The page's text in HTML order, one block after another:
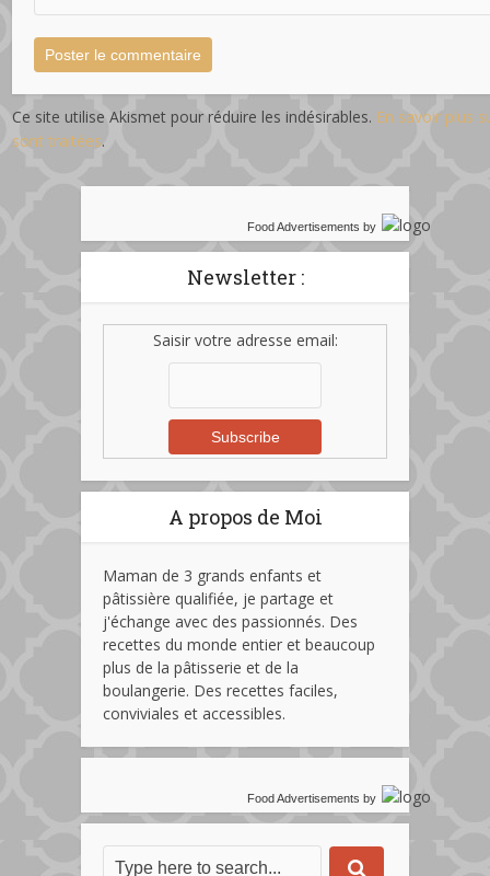
Ce site utilise Akismet pour réduire les indésirables. En savoir plus
sont traitées.
Food Advertisements by
Newsletter :
Saisir votre adresse email:
A propos de Moi
Maman de 3 grands enfants et
pâtissière qualifiée, je partage et
j'échange avec des passionnés. Des
recettes du monde entier et beaucoup
plus de la pâtisserie et de la
boulangerie. Des recettes faciles,
conviviales et accessibles.
Food Advertisements by